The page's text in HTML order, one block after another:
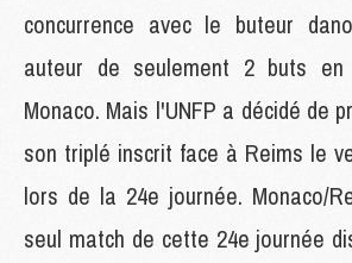
concurrence avec le buteur
auteur de seulement 2 buts
Monaco. Mais l'UNFP a décidé de
son triplé inscrit face à Reims le
lors de la 24e journée. Monaco/
seul match de cette 24e journée